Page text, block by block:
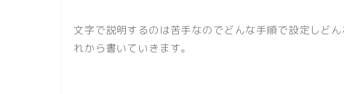
文字で説明するのは苦手なのでどんな手順で設定しど
れから書いていきます。